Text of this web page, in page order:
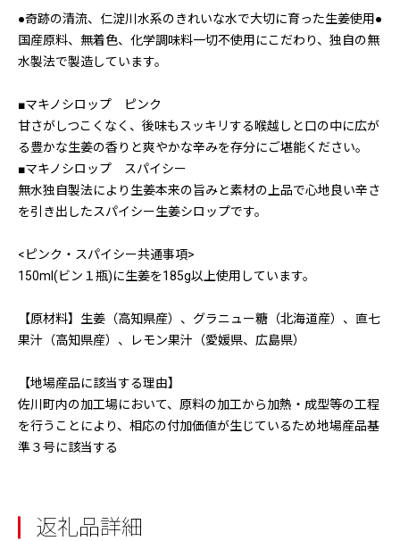
●奇跡の清流、仁淀川水系のきれいな水で大切に育った生姜使用●
国産原料、無着色、化学調味料一切不使用にこだわり、独自の無
水製法で製造しています。
■マキノシロップ ピンク
甘さがしつこくなく、後味もスッキリする喉越しと口の中に広が
る豊かな生姜の香りと爽やかな辛みを存分にご堪能ください。
■マキノシロップ スパイシー
無水独自製法により生姜本来の旨みと素材の上品で心地良い辛さ
を引き出したスパイシー生姜シロップです。
<ピンク・スパイシー共通事項>
150ml(ビン１瓶)に生姜を185g以上使用しています。
【原材料】生姜（高知県産）、グラニュー糖（北海道産）、直七
果汁（高知県産）、レモン果汁（愛媛県、広島県）
【地場産品に該当する理由】
佐川町内の加工場において、原料の加工から加熱・成型等の工程
を行うことにより、相応の付加価値が生じているため地場産品基
準３号に該当する
返礼品詳細